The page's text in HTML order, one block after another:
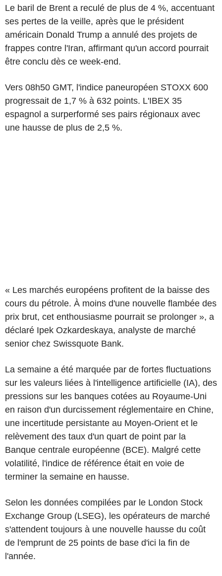
Le baril de Brent a reculé de plus de 4 %, accentuant
ses pertes de la veille, après que le président
américain Donald Trump a annulé des projets de
frappes contre l'Iran, affirmant qu'un accord pourrait
être conclu dès ce week-end.
Vers 08h50 GMT, l'indice paneuropéen STOXX 600
progressait de 1,7 % à 632 points. L'IBEX 35
espagnol a surperformé ses pairs régionaux avec
une hausse de plus de 2,5 %.
« Les marchés européens profitent de la baisse des
cours du pétrole. À moins d'une nouvelle flambée des
prix brut, cet enthousiasme pourrait se prolonger », a
déclaré Ipek Ozkardeskaya, analyste de marché
senior chez Swissquote Bank.
La semaine a été marquée par de fortes fluctuations
sur les valeurs liées à l'intelligence artificielle (IA), des
pressions sur les banques cotées au Royaume-Uni
en raison d'un durcissement réglementaire en Chine,
une incertitude persistante au Moyen-Orient et le
relèvement des taux d'un quart de point par la
Banque centrale européenne (BCE). Malgré cette
volatilité, l'indice de référence était en voie de
terminer la semaine en hausse.
Selon les données compilées par le London Stock
Exchange Group (LSEG), les opérateurs de marché
s'attendent toujours à une nouvelle hausse du coût
de l'emprunt de 25 points de base d'ici la fin de
l'année.